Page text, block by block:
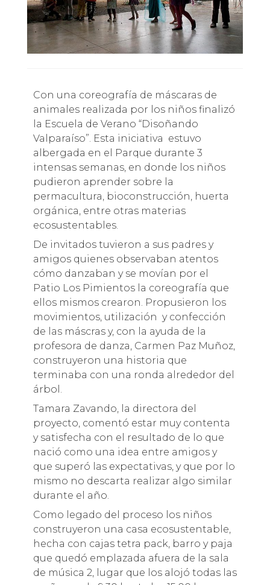
Con una coreografía de máscaras de
animales realizada por los niños finalizó
la Escuela de Verano “Disoñando
Valparaíso”. Esta iniciativa estuvo
albergada en el Parque durante 3
intensas semanas, en donde los niños
pudieron aprender sobre la
permacultura, bioconstrucción, huerta
orgánica, entre otras materias
ecosustentables.
De invitados tuvieron a sus padres y
amigos quienes observaban atentos
cómo danzaban y se movían por el
Patio Los Pimientos la coreografía que
ellos mismos crearon. Propusieron los
movimientos, utilización y confección
de las máscras y, con la ayuda de la
profesora de danza, Carmen Paz Muñoz,
construyeron una historia que
terminaba con una ronda alrededor del
árbol.
Tamara Zavando, la directora del
proyecto, comentó estar muy contenta
y satisfecha con el resultado de lo que
nació como una idea entre amigos y
que superó las expectativas, y que por lo
mismo no descarta realizar algo similar
durante el año.
Como legado del proceso los niños
construyeron una casa ecosustentable,
hecha con cajas tetra pack, barro y paja
que quedó emplazada afuera de la sala
de música 2, lugar que los alojó todas las